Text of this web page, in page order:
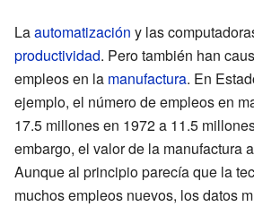
Laautomatización y las
productividad. Pero también han
empleos en la manufactura. En
ejemplo, el número de empleos en
17.5 millones en 1972 a 11.5
embargo, el valor de la manufactura
Aunque al principio parecía que la
muchos empleos nuevos, los datos